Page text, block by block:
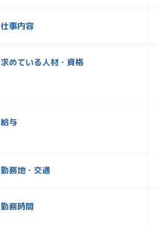
仕事内容
求めている人材・資格
給与
勤務地・交通
勤務時間